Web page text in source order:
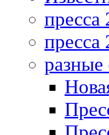
пресса
пресса
разные